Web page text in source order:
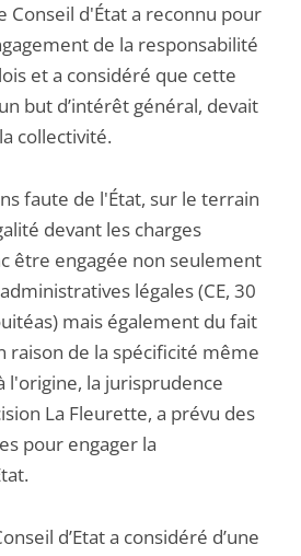
Conseil d'État a reconnu pour
de la responsabilité
et a considéré que cette
but d’intérêt général, devait
collectivité.
faute de l'État, sur le terrain
devant les charges
être engagée non seulement
légales (CE, 30
mais également du fait
raison de la spécificité même
l'origine, la jurisprudence
La Fleurette, a prévu des
pour engager la
d’Etat a considéré d’une